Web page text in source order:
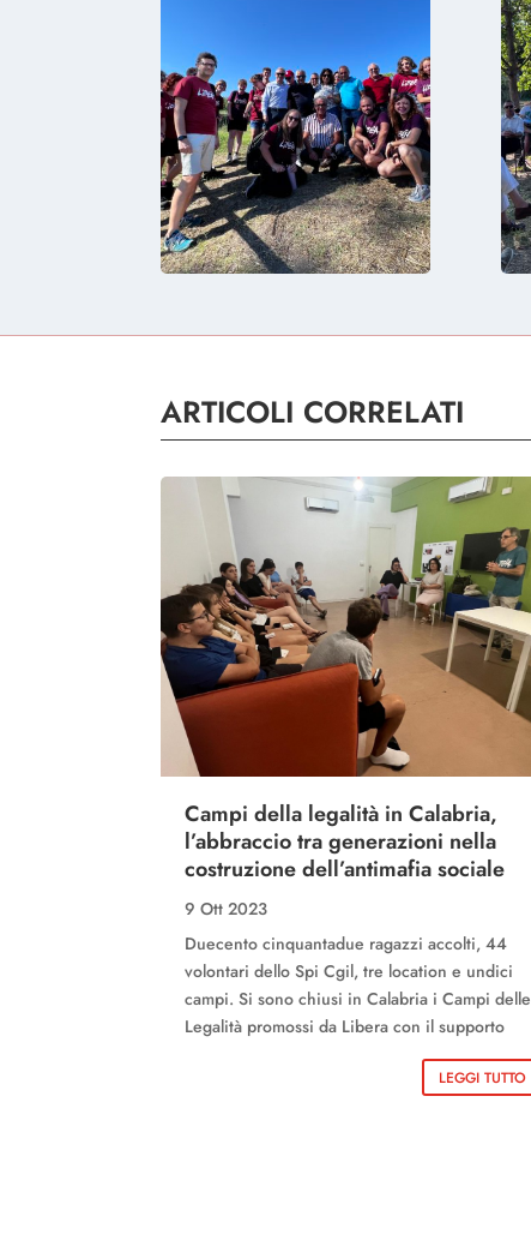
ARTICOLI CORRELATI
Campi della legalità in Calabria,
l’abbraccio tra generazioni nella
costruzione dell’antimafia sociale
9 Ott 2023
Duecento cinquantadue ragazzi accolti, 44
volontari dello Spi Cgil, tre location e undici
campi. Si sono chiusi in Calabria i Campi delle
Legalità promossi da Libera con il supporto
LEGGI TUTTO